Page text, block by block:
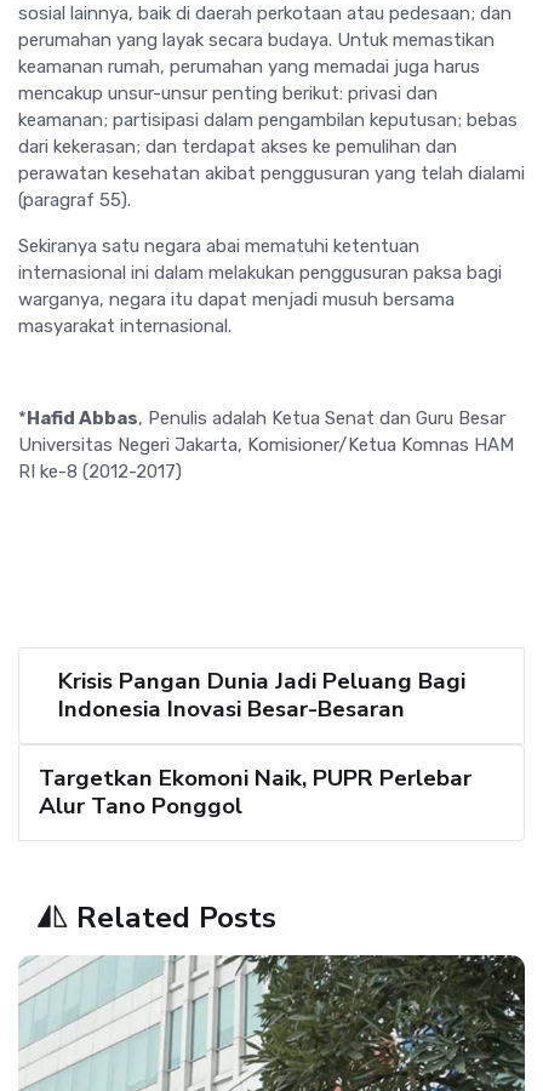
sosial lainnya, baik di daerah perkotaan atau pedesaan; dan
perumahan yang layak secara budaya. Untuk memastikan
keamanan rumah, perumahan yang memadai juga harus
mencakup unsur-unsur penting berikut: privasi dan
keamanan; partisipasi dalam pengambilan keputusan; bebas
dari kekerasan; dan terdapat akses ke pemulihan dan
perawatan kesehatan akibat penggusuran yang telah dialami
(paragraf 55).
Sekiranya satu negara abai mematuhi ketentuan
internasional ini dalam melakukan penggusuran paksa bagi
warganya, negara itu dapat menjadi musuh bersama
masyarakat internasional.
*Hafid Abbas, Penulis adalah Ketua Senat dan Guru Besar
Universitas Negeri Jakarta, Komisioner/Ketua Komnas HAM
RI ke-8 (2012-2017)
Krisis Pangan Dunia Jadi Peluang Bagi
Indonesia Inovasi Besar-Besaran
Targetkan Ekomoni Naik, PUPR Perlebar
Alur Tano Ponggol
Related Posts